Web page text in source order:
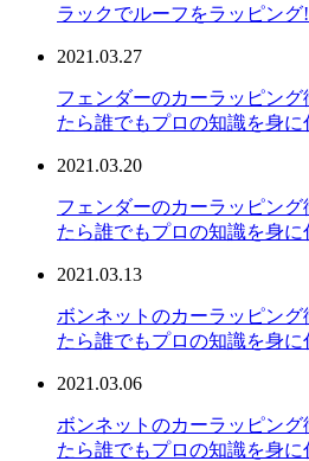
ラックでルーフをラッピング
2021.03.27
フェンダーのカーラッピン
たら誰でもプロの知識を身に
2021.03.20
フェンダーのカーラッピン
たら誰でもプロの知識を身に
2021.03.13
ボンネットのカーラッピン
たら誰でもプロの知識を身に
2021.03.06
ボンネットのカーラッピン
たら誰でもプロの知識を身に